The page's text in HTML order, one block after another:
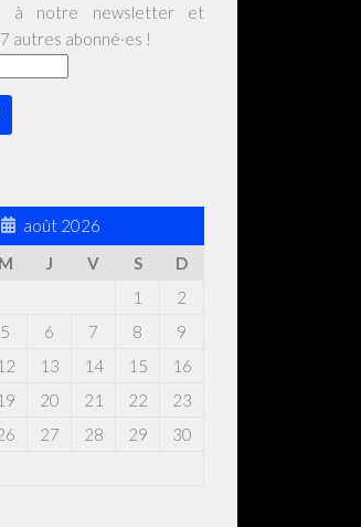
à notre newsletter et
autres abonné·es !
août 2026
M J V S
D
1
2
5 6 7 8
9
13 14 15
16
20 21 22
23
27 28 29
30